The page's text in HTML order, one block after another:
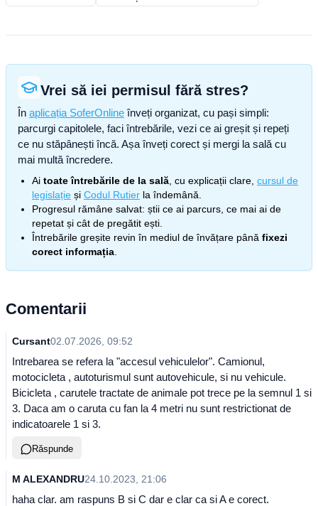
Vrei să iei permisul fără stres?
În aplicația SoferOnline înveți organizat, cu pași simpli:
parcurgi capitolele, faci întrebările, vezi ce ai greșit și repeți
ce nu stăpânești încă. Așa înveți corect și mergi la sală cu
mai multă încredere.
Ai toate întrebările de la sală , cu explicații clare, cursul de
legislație și Codul Rutier la îndemână.
Progresul rămâne salvat: știi ce ai parcurs, ce mai ai de
repetat și cât de pregătit ești.
Întrebările greșite revin în mediul de învățare până fixezi
corect informația
Comentarii
Cursant02.07.2026, 09:52
Intrebarea se refera la "accesul vehiculelor". Camionul,
motocicleta , autoturismul sunt autovehicule, si nu vehicule.
Bicicleta , carutele tractate de animale pot trece pe la semnul 1 si
3. Daca am o caruta cu fan la 4 metri nu sunt restrictionat de
indicatoarele 1 si 3.
Răspunde
M ALEXANDRU24.10.2023, 21:06
haha clar. am raspuns B si C dar e clar ca si A e corect.